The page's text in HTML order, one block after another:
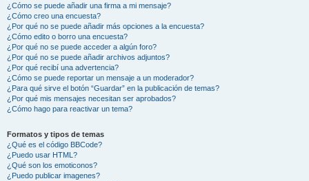
¿Cómo se puede añadir una firma a mi mensaje?
¿Cómo creo una encuesta?
¿Por qué no se puede añadir más opciones a la encuesta?
¿Cómo edito o borro una encuesta?
¿Por qué no se puede acceder a algún foro?
¿Por qué no se puede añadir archivos adjuntos?
¿Por qué recibí una advertencia?
¿Cómo se puede reportar un mensaje a un moderador?
¿Para qué sirve el botón “Guardar” en la publicación de temas?
¿Por qué mis mensajes necesitan ser aprobados?
¿Cómo hago para reactivar un tema?
Formatos y tipos de temas
¿Qué es el código BBCode?
¿Puedo usar HTML?
¿Qué son los emoticonos?
¿Puedo publicar imagenes?